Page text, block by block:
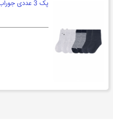
پک 3 عددی جوراب نخی بچگانه